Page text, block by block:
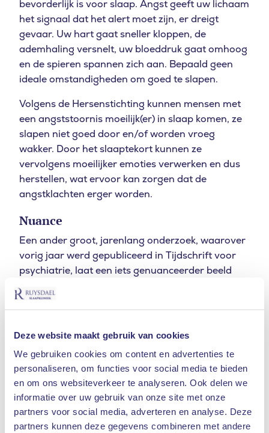
Deze website maakt gebruik van cookies
We gebruiken cookies om content en advertenties te
personaliseren, om functies voor social media te bieden
en om ons websiteverkeer te analyseren. Ook delen we
informatie over uw gebruik van onze site met onze
partners voor social media, adverteren en analyse. Deze
partners kunnen deze gegevens combineren met andere
bevorderlijk is voor slaap. Angst geeft uw lichaam
het signaal dat het alert moet zijn, er dreigt
gevaar. Uw hart gaat sneller kloppen, de
ademhaling versnelt, uw bloeddruk gaat omhoog
en de spieren spannen zich aan. Bepaald geen
ideale omstandigheden om goed te slapen.
Volgens de Hersenstichting kunnen mensen met
een angststoornis moeilijk(er) in slaap komen, ze
slapen niet goed door en/of worden vroeg
wakker. Door het slaaptekort kunnen ze
vervolgens moeilijker emoties verwerken en dus
herstellen, wat ervoor kan zorgen dat de
angstklachten erger worden.
Nuance
Een ander groot, jarenlang onderzoek, waarover
vorig jaar werd gepubliceerd in Tijdschrift voor
psychiatrie, laat een iets genuanceerder beeld
zien. Een team van psychologen, psychiaters en
wetenschappelijk medewerkers keek naar de
de terugval en de persistentie van
de eerste meting deden 6.646 respondenten
mee, aan de tweede 5.303 en aan de derde
De onderzoekers stelden vast dat mensen met
een angststoornis vaker slaapproblemen hebben